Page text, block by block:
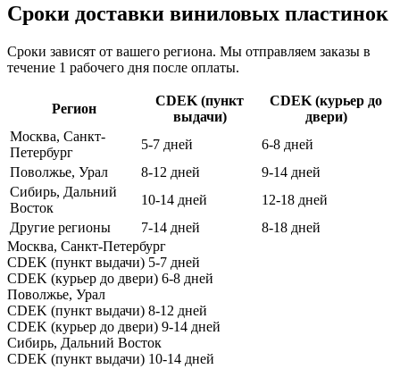
Сроки доставки виниловых пластинок
Сроки зависят от вашего региона. Мы отправляем заказы в
течение 1 рабочего дня после оплаты.
Регион
CDEK (пункт
выдачи)
CDEK (курьер до
двери)
Москва, Санкт-
Петербург
5-7 дней
6-8 дней
Поволжье, Урал
8-12 дней
9-14 дней
Сибирь, Дальний
Восток
10-14 дней
12-18 дней
Другие регионы
7-14 дней
8-18 дней
Москва, Санкт-Петербург
CDEK (пункт выдачи) 5-7 дней
CDEK (курьер до двери) 6-8 дней
Поволжье, Урал
CDEK (пункт выдачи) 8-12 дней
CDEK (курьер до двери) 9-14 дней
Сибирь, Дальний Восток
CDEK (пункт выдачи) 10-14 дней